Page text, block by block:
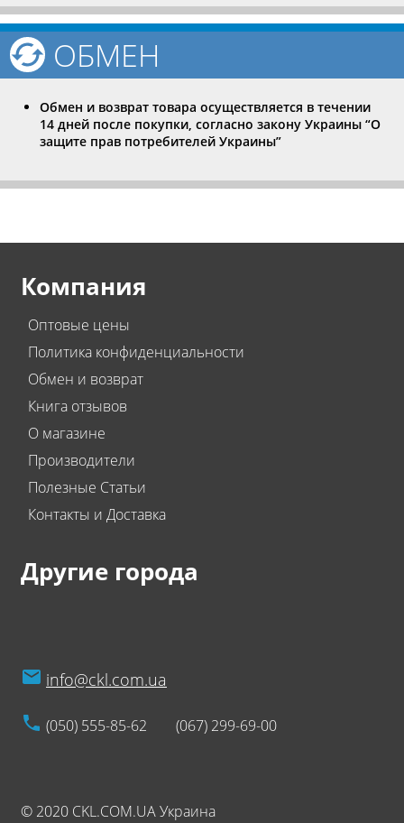
ОБМЕН
Обмен и возврат товара осуществляется в течении
14 дней после покупки, согласно закону Украины “О
защите прав потребителей Украины”
Компания
Оптовые цены
Политика конфиденциальности
Обмен и возврат
Книга отзывов
О магазине
Производители
Полезные Статьи
Контакты и Доставка
Другие города
info@ckl.com.ua
(050) 555-85-62 (067) 299-69-00
© 2020 CKL.COM.UA Украина